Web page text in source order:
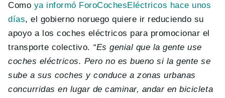
Como ya informó ForoCochesEléctricos hace unos
días, el gobierno noruego quiere ir reduciendo su
apoyo a los coches eléctricos para promocionar el
transporte colectivo. “Es genial que la gente use
coches eléctricos. Pero no es bueno si la gente se
sube a sus coches y conduce a zonas urbanas
concurridas en lugar de caminar, andar en bicicleta